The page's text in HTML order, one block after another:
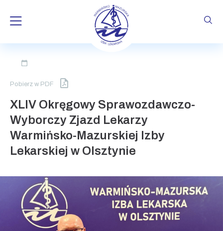
content
Pobierz w PDF
XLIV Okręgowy Sprawozdawczo-
Wyborczy Zjazd Lekarzy
Warmińsko-Mazurskiej Izby
Lekarskiej w Olsztynie